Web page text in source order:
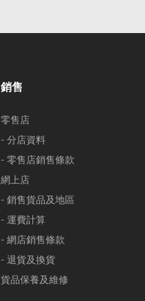
銷售
零售店
- 分店資料
- 零售店銷售條款
網上店
- 銷售貨品及地區
- 運費計算
- 網店銷售條款
- 退貨及換貨
貨品保養及維修